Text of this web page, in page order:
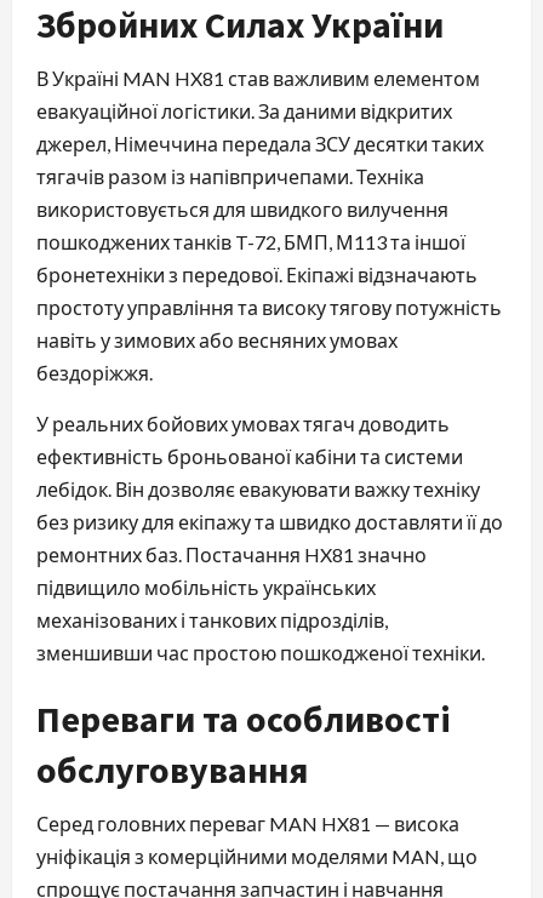
Збройних Силах України
В Україні MAN HX81 став важливим елементом
евакуаційної логістики. За даними відкритих
джерел, Німеччина передала ЗСУ десятки таких
тягачів разом із напівпричепами. Техніка
використовується для швидкого вилучення
пошкоджених танків T-72, БМП, М113 та іншої
бронетехніки з передової. Екіпажі відзначають
простоту управління та високу тягову потужність
навіть у зимових або весняних умовах
бездоріжжя.
У реальних бойових умовах тягач доводить
ефективність броньованої кабіни та системи
лебідок. Він дозволяє евакуювати важку техніку
без ризику для екіпажу та швидко доставляти її до
ремонтних баз. Постачання HX81 значно
підвищило мобільність українських
механізованих і танкових підрозділів,
зменшивши час простою пошкодженої техніки.
Переваги та особливості
обслуговування
Серед головних переваг MAN HX81 — висока
уніфікація з комерційними моделями MAN, що
спрощує постачання запчастин і навчання